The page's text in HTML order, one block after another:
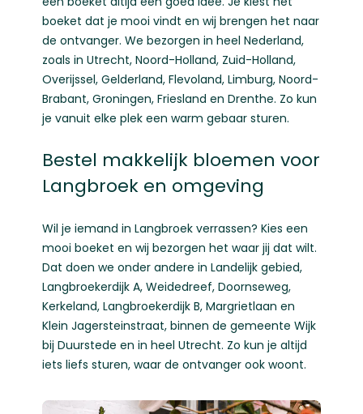
boeket dat je mooi vindt en wij brengen het naar
de ontvanger. We bezorgen in heel Nederland,
zoals in Utrecht, Noord-Holland, Zuid-Holland,
Overijssel, Gelderland, Flevoland, Limburg, Noord-
Brabant, Groningen, Friesland en Drenthe. Zo kun
je vanuit elke plek een warm gebaar sturen.
Bestel makkelijk bloemen voor
Langbroek en omgeving
Wil je iemand in Langbroek verrassen? Kies een
mooi boeket en wij bezorgen het waar jij dat wilt.
Dat doen we onder andere in Landelijk gebied,
Langbroekerdijk A, Weidedreef, Doornseweg,
Kerkeland, Langbroekerdijk B, Margrietlaan en
Klein Jagersteinstraat, binnen de gemeente Wijk
bij Duurstede en in heel Utrecht. Zo kun je altijd
iets liefs sturen, waar de ontvanger ook woont.